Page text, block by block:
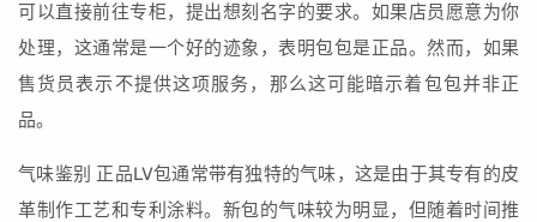
可以直接前往专柜，提出想刻名字的要求。如果店员愿意为你
处理，这通常是一个好的迹象，表明包包是正品。然而，如果
售货员表示不提供这项服务，那么这可能暗示着包包并非正
品。
气味鉴别 正品LV包通常带有独特的气味，这是由于其专有的皮
革制作工艺和专利涂料。新包的气味较为明显，但随着时间推